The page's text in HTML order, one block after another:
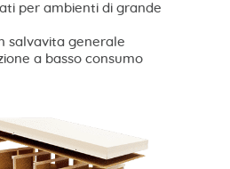
per ambienti di grande
salvavita generale
a basso consumo